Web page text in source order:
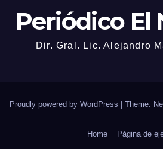
Periódico El
Dir. Gral. Lic. Alejandro
Proudly powered by WordPress Theme:
Home Página de